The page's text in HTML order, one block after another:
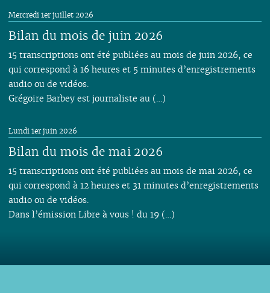
Bilan du mois de juin 2026
Mercredi 1er juillet 2026
15 transcriptions ont été publiées au mois de juin 2026, ce
qui correspond à 16 heures et 5 minutes d’enregistrements
audio ou de vidéos.
Grégoire Barbey est journaliste au (…)
Bilan du mois de mai 2026
Lundi 1er juin 2026
15 transcriptions ont été publiées au mois de mai 2026, ce
qui correspond à 12 heures et 31 minutes d’enregistrements
audio ou de vidéos.
Dans l’émission Libre à vous ! du 19 (…)